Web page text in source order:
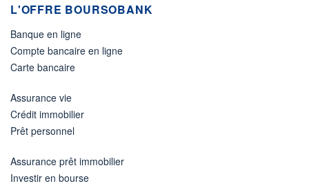
L'OFFRE BOURSOBANK
Banque en ligne
Compte bancaire en ligne
Carte bancaire
Assurance vie
Crédit immobilier
Prêt personnel
Assurance prêt immobilier
Investir en bourse